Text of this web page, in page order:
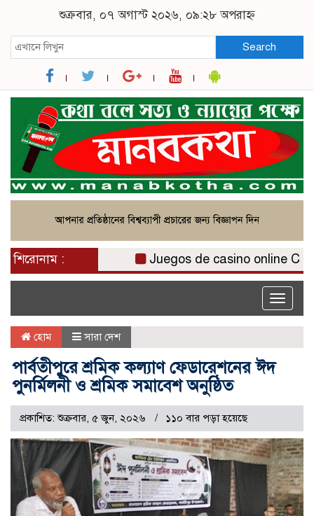
শুক্রবার, ০৭ অগাস্ট ২০২৬, ০৯:২৮ অপরাহ্ন
Search
শিরোনাম : Juegos de casino online Chile:
Toggle
হোম সারা দেশ
পার্বতীপুরে শ্রমিক কল্যাণ ফেডারেশনের ঈদ
পুনর্মিলনী ও শ্রমিক সমাবেশ অনুষ্ঠিত
প্রকাশিত: শুক্রবার, ৫ জুন, ২০২৬ ১১০ বার পড়া হয়েছে